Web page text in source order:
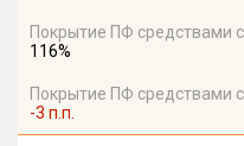
Покрытие ПФ средствами
116%
Покрытие ПФ средствами
-3 п.п.